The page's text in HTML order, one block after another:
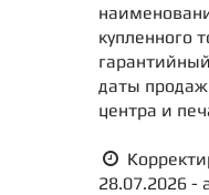
купленного
даты
центра и
28.07.2026 -